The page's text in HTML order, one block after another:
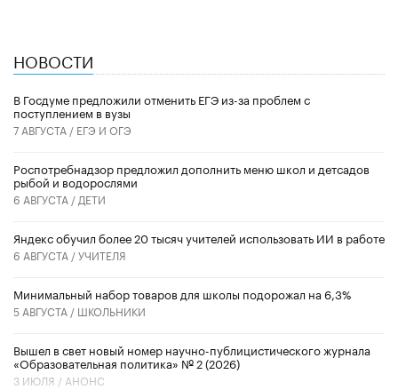
НОВОСТИ
В Госдуме предложили отменить ЕГЭ из-за проблем с
поступлением в вузы
7 АВГУСТА / ЕГЭ И ОГЭ
Роспотребнадзор предложил дополнить меню школ и детсадов
рыбой и водорослями
6 АВГУСТА / ДЕТИ
​Яндекс обучил более 20 тысяч учителей использовать ИИ в работе
6 АВГУСТА /УЧИТЕЛЯ
Минимальный набор товаров для школы подорожал на 6,3%
5 АВГУСТА / ШКОЛЬНИКИ
Вышел в свет новый номер научно-публицистического журнала
«Образовательная политика» № 2 (2026)
3 ИЮЛЯ / АНОНС